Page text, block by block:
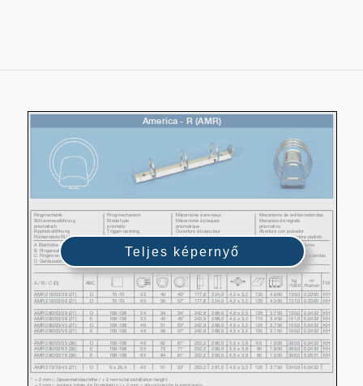
Teljes képernyő